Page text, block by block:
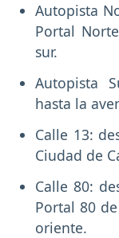
Autopista
Portal
sur.
Autopista
hasta la
Calle 13:
Ciudad de
Calle 80:
Portal 80
oriente.